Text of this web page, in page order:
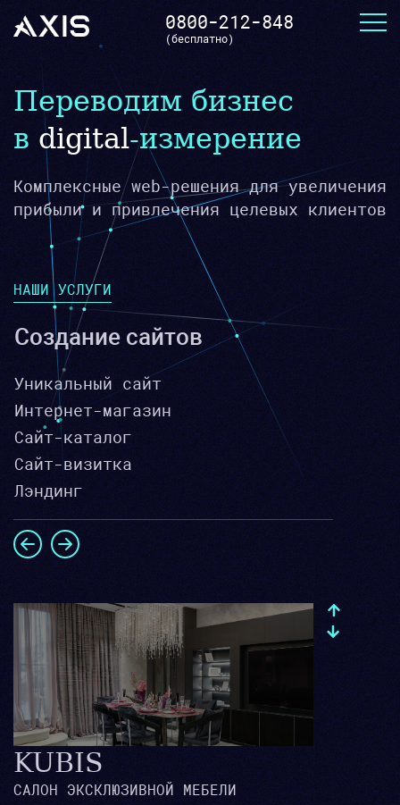
0800-212-848
(бесплатно)
Переводим бизнес
в digital-измерение
Комплексные web-решения для увеличения
прибыли и привлечения целевых клиентов
НАШИ УСЛУГИ
Создание сайтов
Уникальный сайт
Интернет-магазин
Сайт-каталог
Сайт-визитка
Лэндинг
KUBIS
САЛОН ЭКСКЛЮЗИВНОЙ МЕБЕЛИ